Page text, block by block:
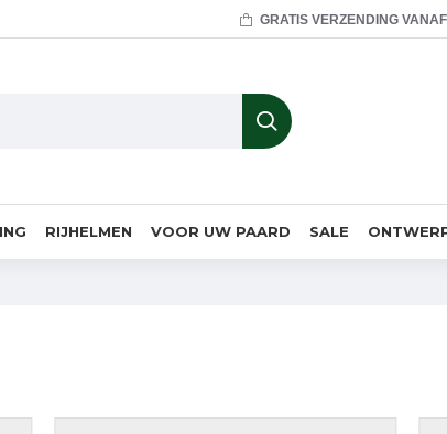
GRATIS VERZENDING
RIJHELMEN VOOR UW PAARD SALE